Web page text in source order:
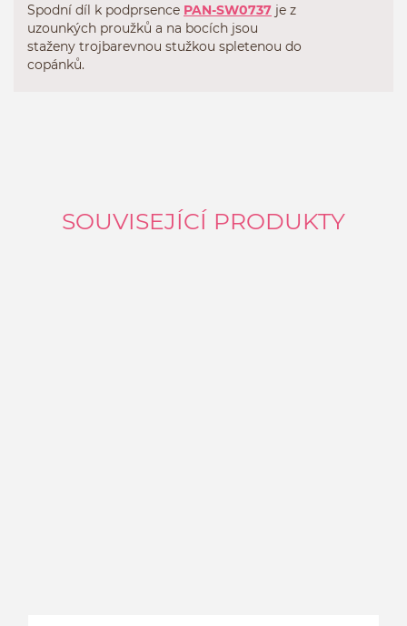
Spodní díl k podprsence PAN-SW0737 je z
uzounkých proužků a na bocích jsou
staženy trojbarevnou stužkou spletenou do
copánků.
SOUVISEJÍCÍ PRODUKTY